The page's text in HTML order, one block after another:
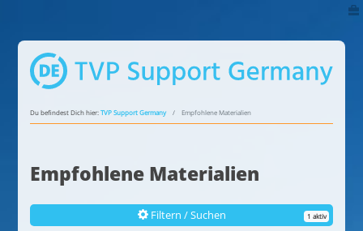
Du befindest Dich hier:TVP Support Germany Empfohlene Materialien
Empfohlene Materialien
Filtern / Suchen 1 aktiv